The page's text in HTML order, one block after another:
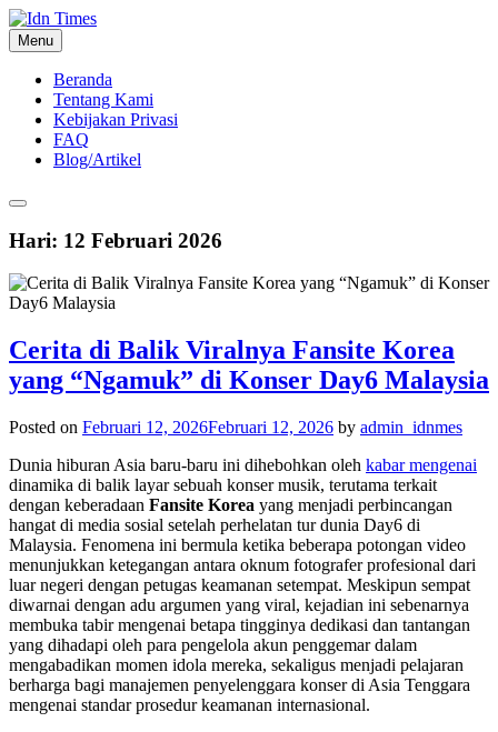
Skip
to
content
Menu
Beranda
Tentang Kami
Kebijakan Privasi
FAQ
Blog/Artikel
Hari: 12 Februari 2026
Cerita di Balik Viralnya Fansite Korea
yang “Ngamuk” di Konser Day6 Malaysia
Posted on Februari 12, 2026Februari 12, 2026 by admin_idnmes
Dunia hiburan Asia baru-baru ini dihebohkan oleh kabar mengenai
dinamika di balik layar sebuah konser musik, terutama terkait
dengan keberadaan Fansite Korea yang menjadi perbincangan
hangat di media sosial setelah perhelatan tur dunia Day6 di
Malaysia. Fenomena ini bermula ketika beberapa potongan video
menunjukkan ketegangan antara oknum fotografer profesional dari
luar negeri dengan petugas keamanan setempat. Meskipun sempat
diwarnai dengan adu argumen yang viral, kejadian ini sebenarnya
membuka tabir mengenai betapa tingginya dedikasi dan tantangan
yang dihadapi oleh para pengelola akun penggemar dalam
mengabadikan momen idola mereka, sekaligus menjadi pelajaran
berharga bagi manajemen penyelenggara konser di Asia Tenggara
mengenai standar prosedur keamanan internasional.